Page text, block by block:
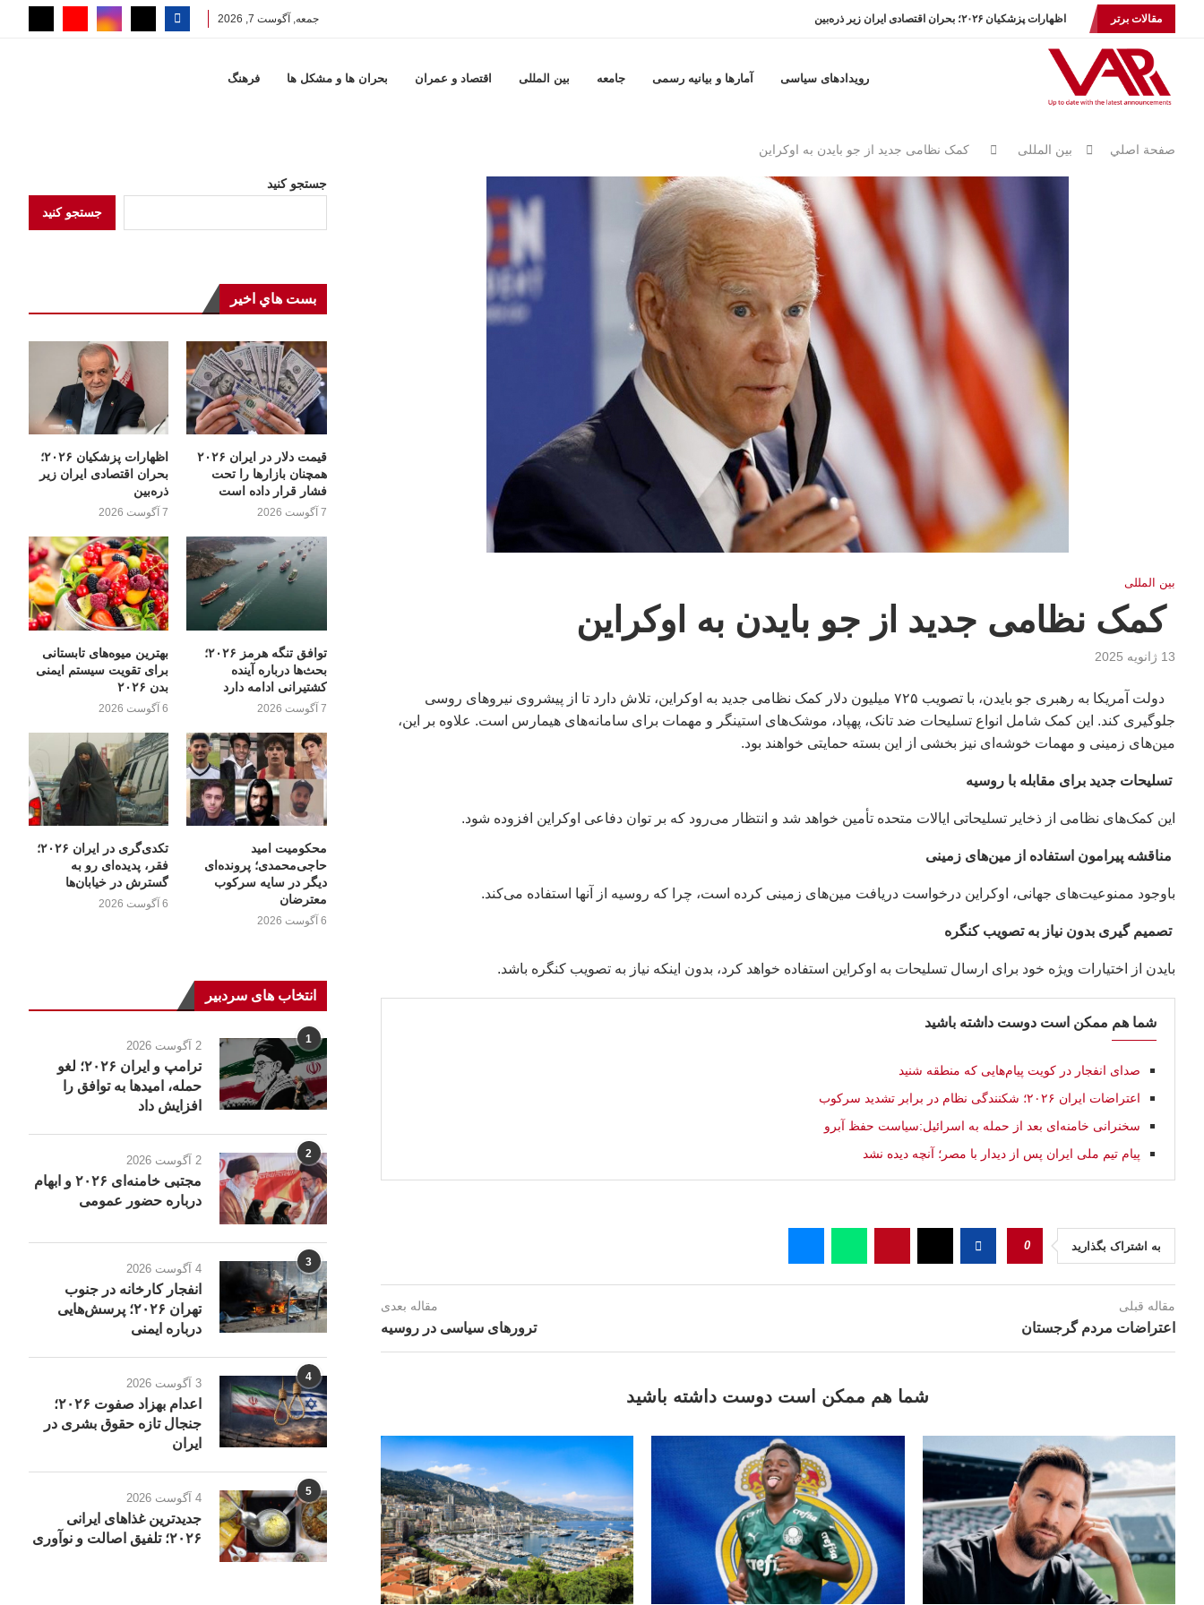
مقالات برتر اظهارات پزشکیان ۲۰۲۶؛ بحران اقتصادی ایران زیر ذره‌بین جمعه, آگوست 7, 2026
رویدادهای سیاسی آمارها و بيانيه رسمى جامعه بين المللى اقتصاد و عمران بحران ها و مشكل ها فرهنگ
صفحة اصلي بين المللى کمک نظامی جدید از جو بایدن به اوکراین
بين المللى
کمک نظامی جدید از جو بایدن به اوکراین
13 ژانویه 2025
دولت آمریکا به رهبری جو بایدن، با تصویب ۷۲۵ میلیون دلار کمک نظامی جدید به اوکراین، تلاش دارد تا از پیشروی نیروهای روسی
جلوگیری کند. این کمک شامل انواع تسلیحات ضد تانک، پهپاد، موشک‌های استینگر و مهمات برای سامانه‌های هیمارس است. علاوه بر این،
مین‌های زمینی و مهمات خوشه‌ای نیز بخشی از این بسته حمایتی خواهند بود.
تسلیحات جدید برای مقابله با روسیه
این کمک‌های نظامی از ذخایر تسلیحاتی ایالات متحده تأمین خواهد شد و انتظار می‌رود که بر توان دفاعی اوکراین افزوده شود.
مناقشه پیرامون استفاده از مین‌های زمینی
باوجود ممنوعیت‌های جهانی، اوکراین درخواست دریافت مین‌های زمینی کرده است، چرا که روسیه از آنها استفاده می‌کند.
تصمیم‌ گیری بدون نیاز به تصویب کنگره
بایدن از اختیارات ویژه خود برای ارسال تسلیحات به اوکراین استفاده خواهد کرد، بدون اینکه نیاز به تصویب کنگره باشد.
شما هم ممکن است دوست داشته باشید
صدای انفجار در کویت پیام‌هایی که منطقه شنید
اعتراضات ایران ۲۰۲۶؛ شکنندگی نظام در برابر تشدید سرکوب
سخنرانی خامنه‌ای بعد از حمله به اسرائیل:سیاست حفظ آبرو
پیام تیم ملی ایران پس از دیدار با مصر؛ آنچه دیده نشد
به اشتراک بگذارید 0
مقاله قبلی
اعتراضات مردم گرجستان
مقاله بعدی
ترورهای سیاسی در روسیه
شما هم ممکن است دوست داشته باشید
جستجو کنید
جستجو کنید
بست هاي اخير
قیمت دلار در ایران ۲۰۲۶
همچنان بازارها را تحت
فشار قرار داده است
7 آگوست 2026
اظهارات پزشکیان ۲۰۲۶؛
بحران اقتصادی ایران زیر
ذره‌بین
7 آگوست 2026
توافق تنگه هرمز ۲۰۲۶؛
بحث‌ها درباره آینده
کشتیرانی ادامه دارد
7 آگوست 2026
بهترین میوه‌های تابستانی
برای تقویت سیستم ایمنی
بدن ۲۰۲۶
6 آگوست 2026
محکومیت امید
حاجی‌محمدی؛ پرونده‌ای
دیگر در سایه سرکوب
معترضان
6 آگوست 2026
تکدی‌گری در ایران ۲۰۲۶؛
فقر، پدیده‌ای رو به
گسترش در خیابان‌ها
6 آگوست 2026
انتخاب های سردبیر
1 2 آگوست 2026
ترامپ و ایران ۲۰۲۶؛ لغو
حمله، امیدها به توافق را
افزایش داد
2 2 آگوست 2026
مجتبی خامنه‌ای ۲۰۲۶ و ابهام
درباره حضور عمومی
3 4 آگوست 2026
انفجار کارخانه در جنوب
تهران ۲۰۲۶؛ پرسش‌هایی
درباره ایمنی
4 3 آگوست 2026
اعدام بهزاد صفوت ۲۰۲۶؛
جنجال تازه حقوق بشری در
ایران
5 4 آگوست 2026
جدیدترین غذاهای ایرانی
۲۰۲۶؛ تلفیق اصالت و نوآوری